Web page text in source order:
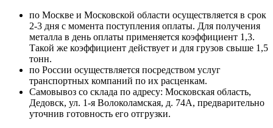
по Москве и Московской области осуществляется в срок
2-3 дня с момента поступления оплаты. Для получения
металла в день оплаты применяется коэффициент 1,3.
Такой же коэффициент действует и для грузов свыше 1,5
тонн.
по России осуществляется посредством услуг
транспортных компаний по их расценкам.
Самовывоз со склада по адресу: Московская область,
Дедовск, ул. 1-я Волоколамская, д. 74А, предварительно
уточнив готовность его отгрузки.